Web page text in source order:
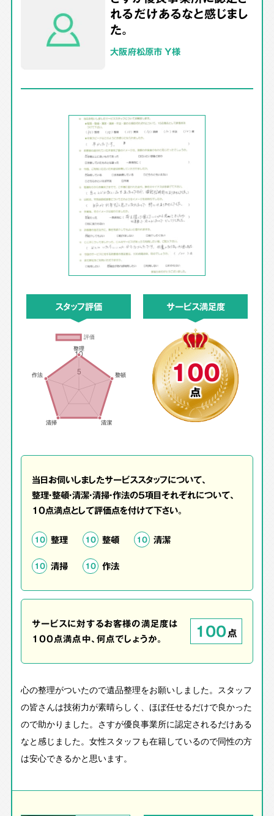
れるだけあるなと感じまし
た。
大阪府松原市 Y様
スタッフ評価 サービス満足度
100
点
当日お伺いしましたサービススタッフについて、
整理・整頓・清潔・清掃・作法の5項目それぞれについて、
10点満点として評価点を付けて下さい。
10 整理 10 整頓 10 清潔
10 清掃 10 作法
サービスに対するお客様の満足度は
100点満点中、何点でしょうか。
100点
心の整理がついたので遺品整理をお願いしました。スタッフ
の皆さんは技術力が素晴らしく、ほぼ任せるだけで良かった
ので助かりました。さすが優良事業所に認定されるだけある
なと感じました。女性スタッフも在籍しているので同性の方
は安心できるかと思います。